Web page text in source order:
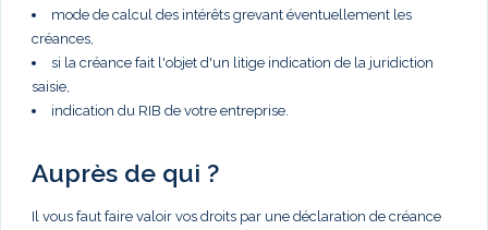
mode de calcul des intérêts grevant éventuellement les
créances,
si la créance fait l'objet d'un litige indication de la juridiction
saisie,
indication du RIB de votre entreprise.
Auprès de qui ?
Il vous faut faire valoir vos droits par une déclaration de créance